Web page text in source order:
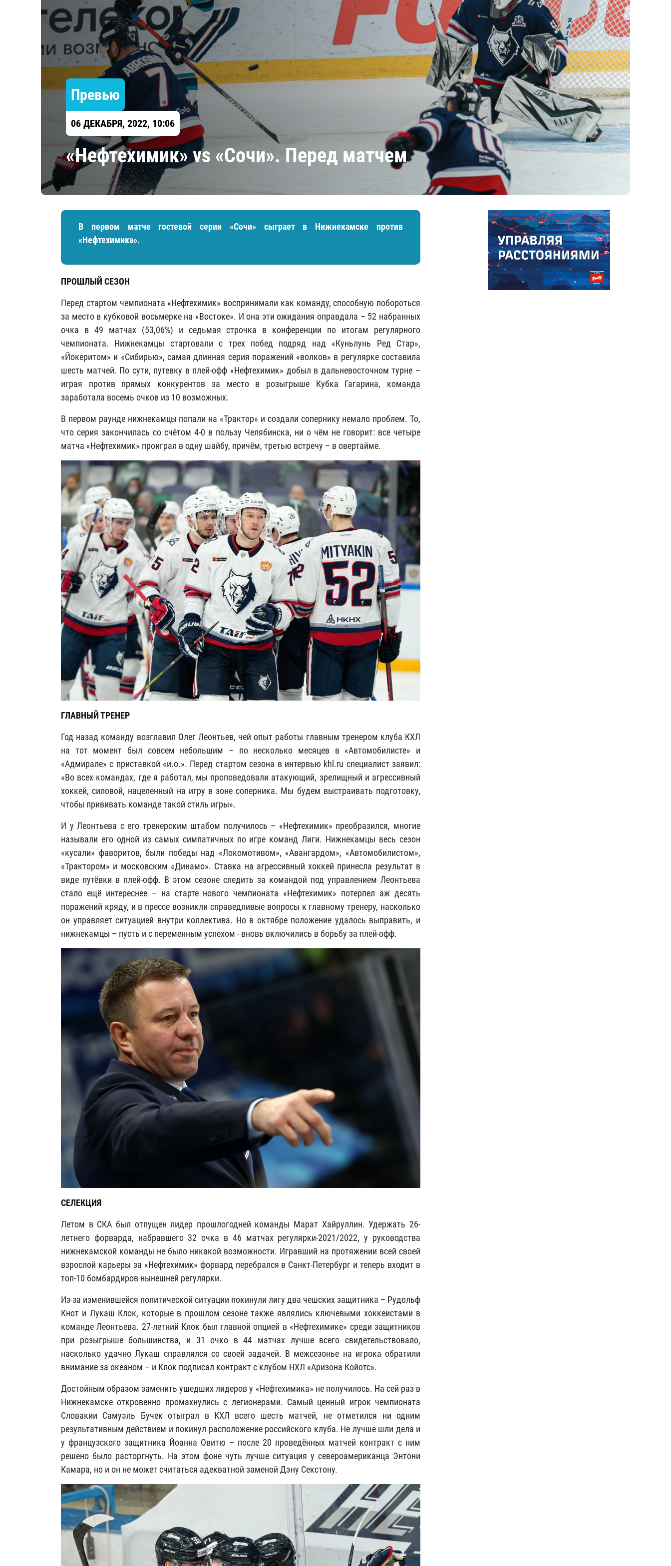
Локомотив
Северсталь
ЦСКА
Шанхайские Драконы Сибирь
Превью
06 ДЕКАБРЯ, 2022, 10:06
«Нефтехимик» vs «Сочи». Перед матчем
В первом матче гостевой серии «Сочи» сыграет в Нижнекамске против
«Нефтехимика».
ПРОШЛЫЙ СЕЗОН
Перед стартом чемпионата «Нефтехимик» воспринимали как команду, способную побороться
за место в кубковой восьмерке на «Востоке». И она эти ожидания оправдала – 52 набранных
очка в 49 матчах (53,06%) и седьмая строчка в конференции по итогам регулярного
чемпионата. Нижнекамцы стартовали с трех побед подряд над «Куньлунь Ред Стар»,
«Йокеритом» и «Сибирью», самая длинная серия поражений «волков» в регулярке составила
шесть матчей. По сути, путевку в плей-офф «Нефтехимик» добыл в дальневосточном турне –
играя против прямых конкурентов за место в розыгрыше Кубка Гагарина, команда
заработала восемь очков из 10 возможных.
В первом раунде нижнекамцы попали на «Трактор» и создали сопернику немало проблем. То,
что серия закончилась со счётом 4-0 в пользу Челябинска, ни о чём не говорит: все четыре
матча «Нефтехимик» проиграл в одну шайбу, причём, третью встречу – в овертайме.
ГЛАВНЫЙ ТРЕНЕР
Год назад команду возглавил Олег Леонтьев, чей опыт работы главным тренером клуба КХЛ
на тот момент был совсем небольшим – по несколько месяцев в «Автомобилисте» и
«Адмирале» с приставкой «и.о.». Перед стартом сезона в интервью khl .ru специалист заявил:
«Во всех командах, где я работал, мы проповедовали атакующий, зрелищный и агрессивный
хоккей, силовой, нацеленный на игру в зоне соперника. Мы будем выстраивать подготовку,
чтобы прививать команде такой стиль игры».
И у Леонтьева с его тренерским штабом получилось – «Нефтехимик» преобразился, многие
называли его одной из самых симпатичных по игре команд Лиги. Нижнекамцы весь сезон
«кусали» фаворитов, были победы над «Локомотивом», «Авангардом», «Автомобилистом»,
«Трактором» и московским «Динамо». Ставка на агрессивный хоккей принесла результат в
виде путёвки в плей-офф. В этом сезоне следить за командой под управлением Леонтьева
стало ещё интереснее – на старте нового чемпионата «Нефтехимик» потерпел аж десять
поражений кряду, и в прессе возникли справедливые вопросы к главному тренеру, насколько
он управляет ситуацией внутри коллектива. Но в октябре положение удалось выправить, и
нижнекамцы – пусть и с переменным успехом - вновь включились в борьбу за плей-офф.
СЕЛЕКЦИЯ
Летом в СКА был отпущен лидер прошлогодней команды Марат Хайруллин. Удержать 26-
летнего форварда, набравшего 32 очка в 46 матчах регулярки-2021/2022, у руководства
нижнекамской команды не было никакой возможности. Игравший на протяжении всей своей
взрослой карьеры за «Нефтехимик» форвард перебрался в Санкт-Петербург и теперь входит в
топ-10 бомбардиров нынешней регулярки.
Из-за изменившейся политической ситуации покинули лигу два чешских защитника – Рудольф
Кнот и Лукаш Клок, которые в прошлом сезоне также являлись ключевыми хоккеистами в
команде Леонтьева. 27-летний Клок был главной опцией в «Нефтехимике» среди защитников
при розыгрыше большинства, и 31 очко в 44 матчах лучше всего свидетельствовало,
насколько удачно Лукаш справлялся со своей задачей. В межсезонье на игрока обратили
внимание за океаном – и Клок подписал контракт с клубом НХЛ «Аризона Койотс».
Достойным образом заменить ушедших лидеров у «Нефтехимика» не получилось. На сей раз в
Нижнекамске откровенно промахнулись с легионерами. Самый ценный игрок чемпионата
Словакии Самуэль Бучек отыграл в КХЛ всего шесть матчей, не отметился ни одним
результативным действием и покинул расположение российского клуба. Не лучше шли дела и
у французского защитника Йоанна Овитю – после 20 проведённых матчей контракт с ним
решено было расторгнуть. На этом фоне чуть лучше ситуация у североамериканца Энтони
Камара, но и он не может считаться адекватной заменой Дэну Секстону.